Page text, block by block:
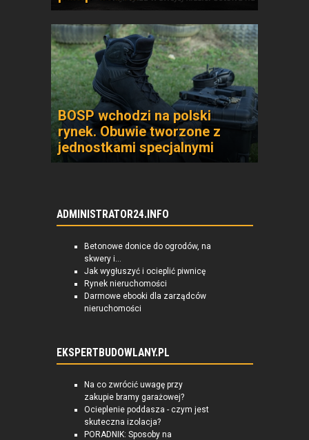
BOSP wchodzi na polski
rynek. Obuwie tworzone z
jednostkami specjalnymi
ADMINISTRATOR24.INFO
Betonowe donice do ogrodów, na
skwery i...
Jak wygłuszyć i ocieplić piwnicę
Rynek nieruchomości
Darmowe ebooki dla zarządców
nieruchomości
EKSPERTBUDOWLANY.PL
Na co zwrócić uwagę przy
zakupie bramy garażowej?
Ocieplenie poddasza - czym jest
skuteczna izolacja?
PORADNIK: Sposoby na